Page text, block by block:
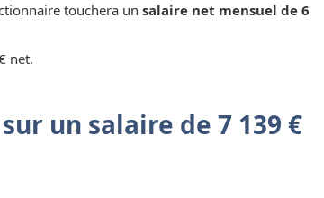
touchera un salaire net mensuel de 6
net.
un salaire de 7 139 €